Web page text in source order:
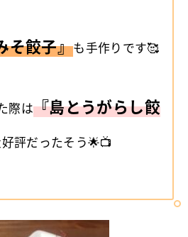
そ餃子』も手作りです🥰
際は『島とうがらし餃
評だったそう🌟📺